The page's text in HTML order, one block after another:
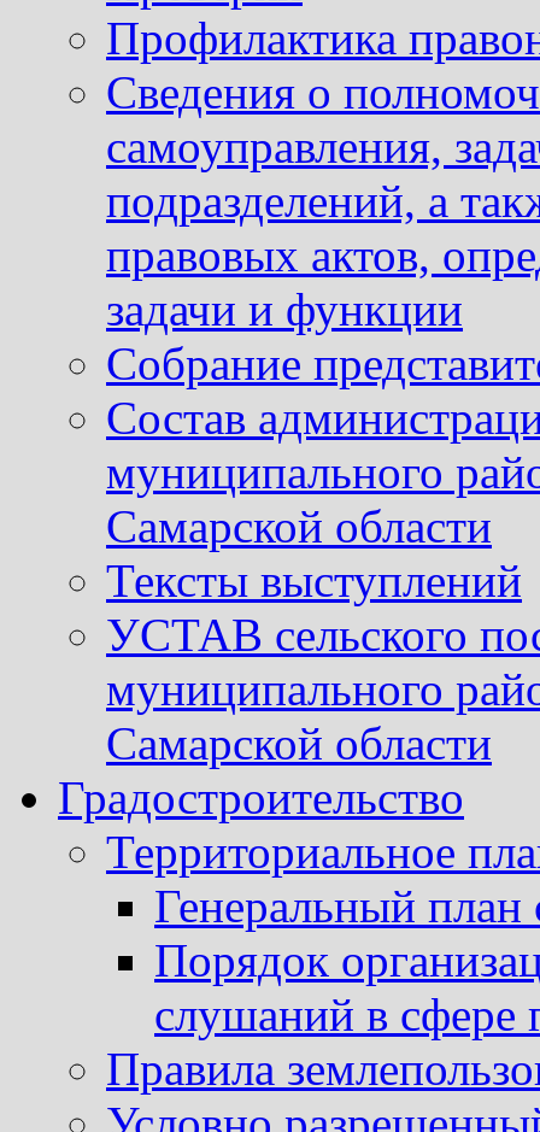
Профилактика
Сведения о
самоуправления,
подразделений, а
правовых актов,
задачи и функции
Собрание
Состав
муниципального
Самарской области
Тексты выступлений
УСТАВ сельского
муниципального
Самарской области
Градостроительство
Территориальное
Генеральный план
Порядок
слушаний в сфере
Правила